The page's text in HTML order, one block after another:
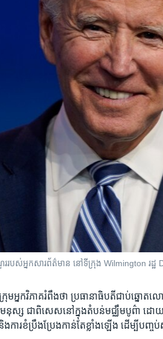
នកសារព័ត៌មាន នៅទីក្រុង Wilmington រដ្ឋ
រុមអ្នក​វិភាគ​រំពឹង​ថា​ ប្រធានាធិបតី​ជាប់​ឆ្នោ
មនុស្ស​ ជាពិសេស​នៅ​ក្នុង​តំបន់​មជ្ឈឹម​បូព៌ា ​ដោ
ារ​ខំប្រឹងប្រែង​កាន់តែ​ខ្លាំង​ឡើង​ ដើម្បី​បញ្ច